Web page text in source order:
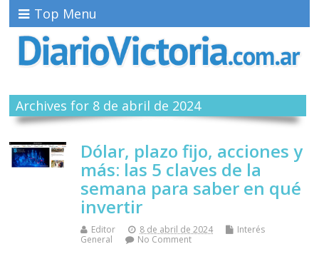
Top Menu
Archives for 8 de abril de 2024
Dólar, plazo fijo, acciones y
más: las 5 claves de la
semana para saber en qué
invertir
Editor 8 de abril de 2024
Interés
General
No Comment